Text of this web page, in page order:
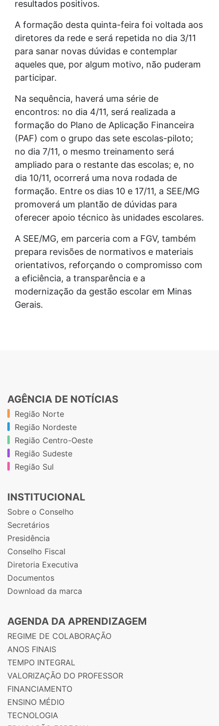
resultados positivos.
A formação desta quinta-feira foi voltada aos
diretores da rede e será repetida no dia 3/11
para sanar novas dúvidas e contemplar
aqueles que, por algum motivo, não puderam
participar.
Na sequência, haverá uma série de
encontros: no dia 4/11, será realizada a
formação do Plano de Aplicação Financeira
(PAF) com o grupo das sete escolas-piloto;
no dia 7/11, o mesmo treinamento será
ampliado para o restante das escolas; e, no
dia 10/11, ocorrerá uma nova rodada de
formação. Entre os dias 10 e 17/11, a SEE/MG
promoverá um plantão de dúvidas para
oferecer apoio técnico às unidades escolares.
A SEE/MG, em parceria com a FGV, também
prepara revisões de normativos e materiais
orientativos, reforçando o compromisso com
a eficiência, a transparência e a
modernização da gestão escolar em Minas
Gerais.
AGÊNCIA DE NOTÍCIAS
Região Norte
Região Nordeste
Região Centro-Oeste
Região Sudeste
Região Sul
INSTITUCIONAL
Sobre o Conselho
Secretários
Presidência
Conselho Fiscal
Diretoria Executiva
Documentos
Download da marca
AGENDA DA APRENDIZAGEM
REGIME DE COLABORAÇÃO
ANOS FINAIS
TEMPO INTEGRAL
VALORIZAÇÃO DO PROFESSOR
FINANCIAMENTO
ENSINO MÉDIO
TECNOLOGIA